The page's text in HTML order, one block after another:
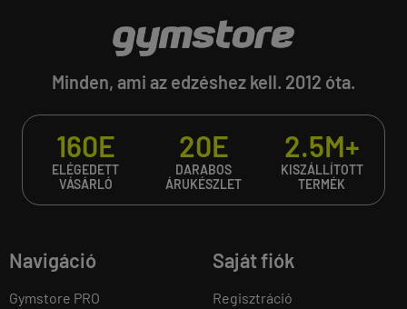
Minden, ami az edzéshez kell. 2012 óta.
160E
ELÉGEDETT
VÁSÁRLÓ
20E
DARABOS
ÁRUKÉSZLET
2.5M+
KISZÁLLÍTOTT
TERMÉK
Navigáció
Gymstore PRO
Saját fiók
Regisztráció